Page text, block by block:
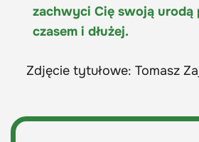
zachwyci Cię swoją urodą
czasem i dłużej.
Zdjęcie tytułowe: Tomasz